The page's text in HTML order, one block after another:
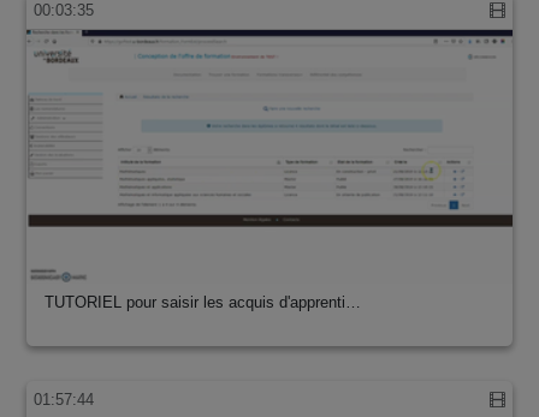
00:03:35
TUTORIEL pour saisir les acquis d'apprenti…
01:57:44